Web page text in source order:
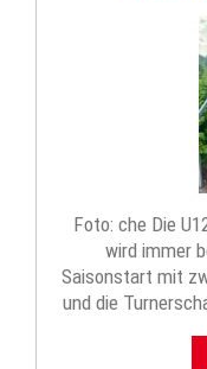
Foto: che Die
wird immer
Saisonstart mit
und die